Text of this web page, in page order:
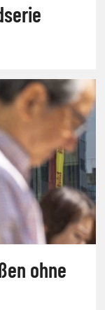
ohne